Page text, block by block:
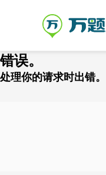
错误。
处理你的请求时出错。